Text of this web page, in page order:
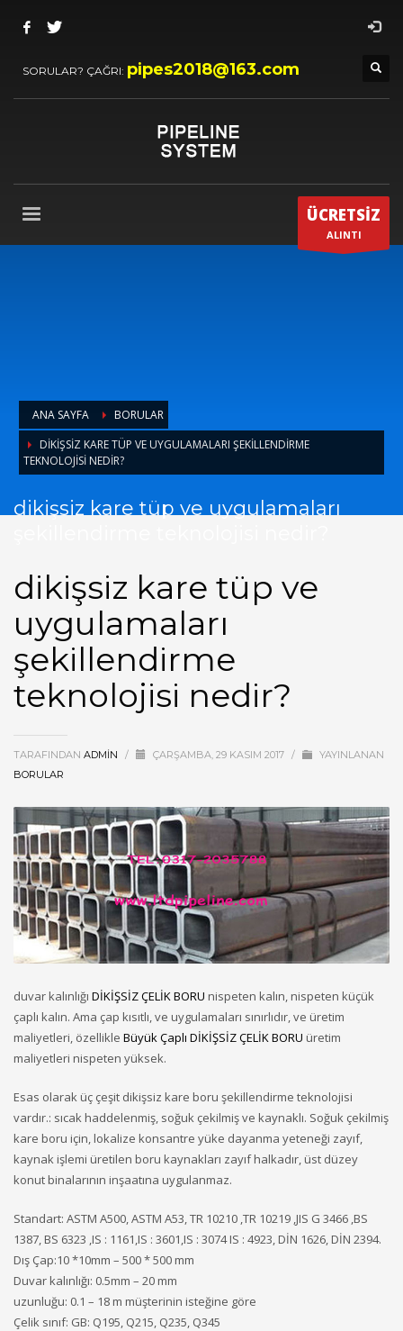
SORULAR? ÇAĞRI: pipes2018@163.com
ÜCRETSİZ
ALINTI
ANA SAYFA
BORULAR
DIKIŞSIZ KARE TÜP VE UYGULAMALARI ŞEKILLENDIRME
TEKNOLOJISI NEDIR?
dikişsiz kare tüp ve uygulamaları
dikişsiz kare tüp ve
uygulamaları
şekillendirme
teknolojisi nedir?
TARAFINDAN ADMIN / ÇARŞAMBA, 29 KASIM 2017 /
YAYINLANAN
BORULAR
duvar kalınlığı DİKİŞSİZ ÇELİK BORU nispeten kalın, nispeten küçük
çaplı kalın. Ama çap kısıtlı, ve uygulamaları sınırlıdır, ve üretim
maliyetleri, özellikle Büyük Çaplı DİKİŞSİZ ÇELİK BORU üretim
maliyetleri nispeten yüksek.
Esas olarak üç çeşit dikişsiz kare boru şekillendirme teknolojisi
vardır.: sıcak haddelenmiş, soğuk çekilmiş ve kaynaklı. Soğuk çekilmiş
kare boru için, lokalize konsantre yüke dayanma yeteneği zayıf,
kaynak işlemi üretilen boru kaynakları zayıf halkadır, üst düzey
konut binalarının inşaatına uygulanmaz.
Standart: ASTM A500, ASTM A53, TR 10210 ,TR 10219 ,JIS G 3466 ,BS
1387, BS 6323 ,IS : 1161,IS : 3601,IS : 3074 IS : 4923, DİN 1626, DİN 2394.
Dış Çap:10 *10mm – 500 * 500 mm
Duvar kalınlığı: 0.5mm – 20 mm
uzunluğu: 0.1 – 18 m müşterinin isteğine göre
Çelik sınıf: GB: Q195, Q215, Q235, Q345